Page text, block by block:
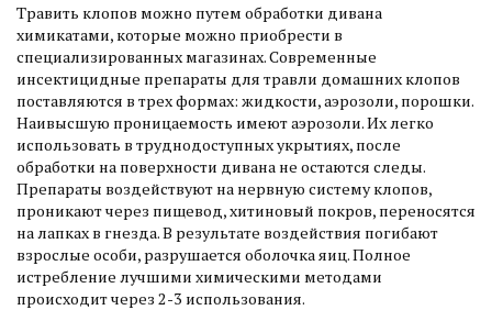
Травить клопов можно путем обработки дивана
химикатами, которые можно приобрести в
специализированных магазинах. Современные
инсектицидные препараты для травли домашних клопов
поставляются в трех формах: жидкости, аэрозоли, порошки.
Наивысшую проницаемость имеют аэрозоли. Их легко
использовать в труднодоступных укрытиях, после
обработки на поверхности дивана не остаются следы.
Препараты воздействуют на нервную систему клопов,
проникают через пищевод, хитиновый покров, переносятся
на лапках в гнезда. В результате воздействия погибают
взрослые особи, разрушается оболочка яиц. Полное
истребление лучшими химическими методами
происходит через 2-3 использования.